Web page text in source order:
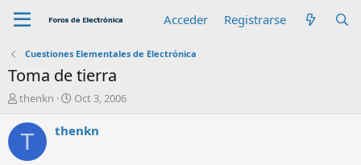
Acceder Registrarse
Cuestiones Elementales de Electrónica
Toma de tierra
A
t
o
r
thenkn
F
c
Oct 3, 2006
T thenkn